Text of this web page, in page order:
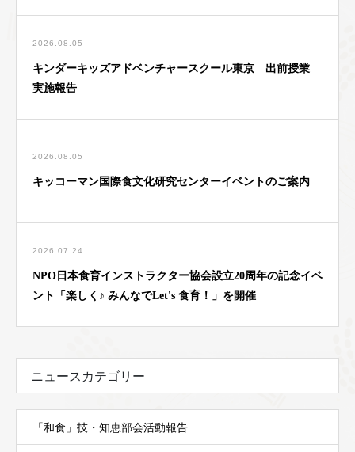
2026.08.05
キンダーキッズアドベンチャースクール東京 出前授業
実施報告
2026.08.05
キッコーマン国際食文化研究センターイベントのご案内
2026.07.24
NPO日本食育インストラクター協会設立20周年の記念イベ
ント「楽しく♪ みんなでLet's 食育！」を開催
ニュースカテゴリー
「和食」技・知恵部会活動報告